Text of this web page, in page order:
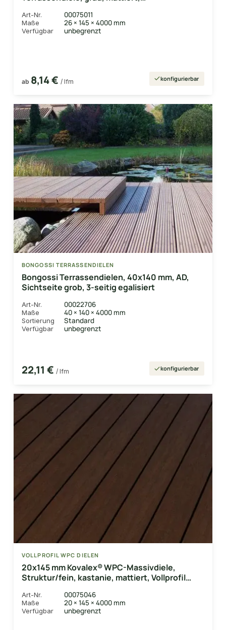
Profil: grob/fein
Art-Nr. 00075011
Maße 26 × 145 × 4000 mm
Verfügbar unbegrenzt
ab 8,14 € / lfm konfigurierbar
BONGOSSI TERRASSENDIELEN
Bongossi Terrassendielen, 40x140 mm, AD,
Sichtseite grob, 3-seitig egalisiert
Art-Nr. 00022706
Maße 40 × 140 × 4000 mm
Sortierung Standard
Verfügbar unbegrenzt
22,11 € / lfm konfigurierbar
VOLLPROFIL WPC DIELEN
20x145 mm Kovalex® WPC-Massivdiele,
Struktur/fein, kastanie, mattiert, Vollprofil
Art-Nr. 00075046
Maße 20 × 145 × 4000 mm
Verfügbar unbegrenzt